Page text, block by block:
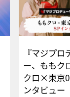
『マジプロ
ー、ももク
クロ×東京
ンタビュー